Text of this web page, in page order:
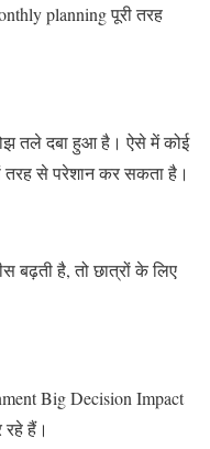
planning पूरी तरह
तले दबा हुआ है। ऐसे में कोई
तरह से परेशान कर सकता है।
बढ़ती है, तो छात्रों के लिए
Big Decision Impact
रहे हैं।